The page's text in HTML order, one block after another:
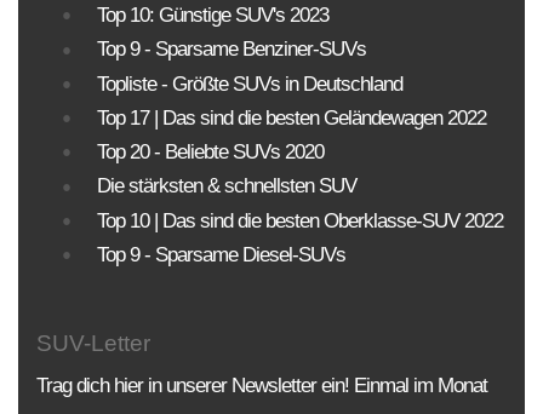
Sortierung SUV Datenbank
Die Sortierungsmöglichkeit umfasst alle SUV-
Modelle und Generationen!
BAUJAHR LAND MARKE
Top 10: Günstige SUV's 2023
Top 9 - Sparsame Benziner-SUVs
Topliste - Größte SUVs in Deutschland
Top 17 | Das sind die besten Geländewagen 2022
Top 20 - Beliebte SUVs 2020
Die stärksten & schnellsten SUV
Top 10 | Das sind die besten Oberklasse-SUV 2022
Top 9 - Sparsame Diesel-SUVs
SUV-Letter
Trag dich hier in unserer Newsletter ein! Einmal im Monat